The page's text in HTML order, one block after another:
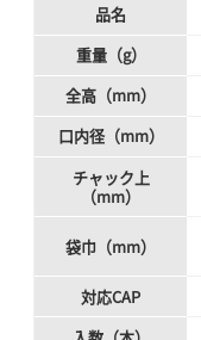
品名
重量（g）
全高（mm）
口内径（mm）
チャック上
（mm）
袋巾（mm）
対応CAP